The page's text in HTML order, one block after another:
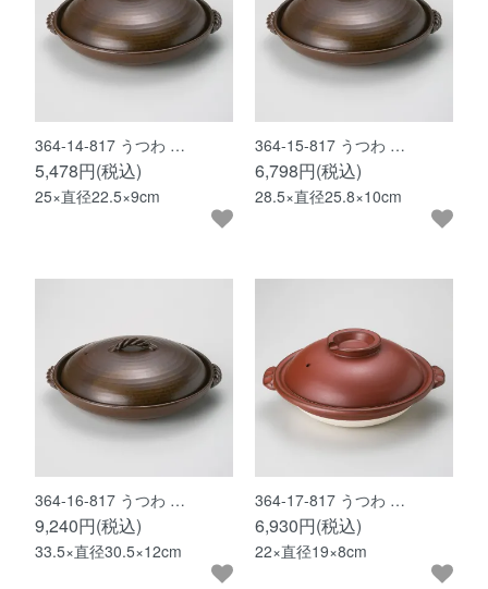
364-14-817 うつわ …
5,478円(税込)
25×直径22.5×9cm
364-15-817 うつわ …
6,798円(税込)
28.5×直径25.8×10cm
364-16-817 うつわ …
9,240円(税込)
33.5×直径30.5×12cm
364-17-817 うつわ …
6,930円(税込)
22×直径19×8cm